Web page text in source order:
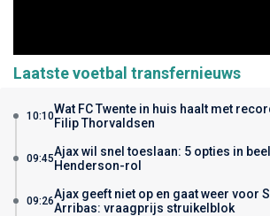
Laatste voetbal transfernieuws
10:10Wat FC Twente in huis haalt met
Filip Thorvaldsen
09:45Ajax wil snel toeslaan: 5 opties in
Henderson-rol
09:26Ajax geeft niet op en gaat weer voor
Arribas: vraagprijs struikelblok